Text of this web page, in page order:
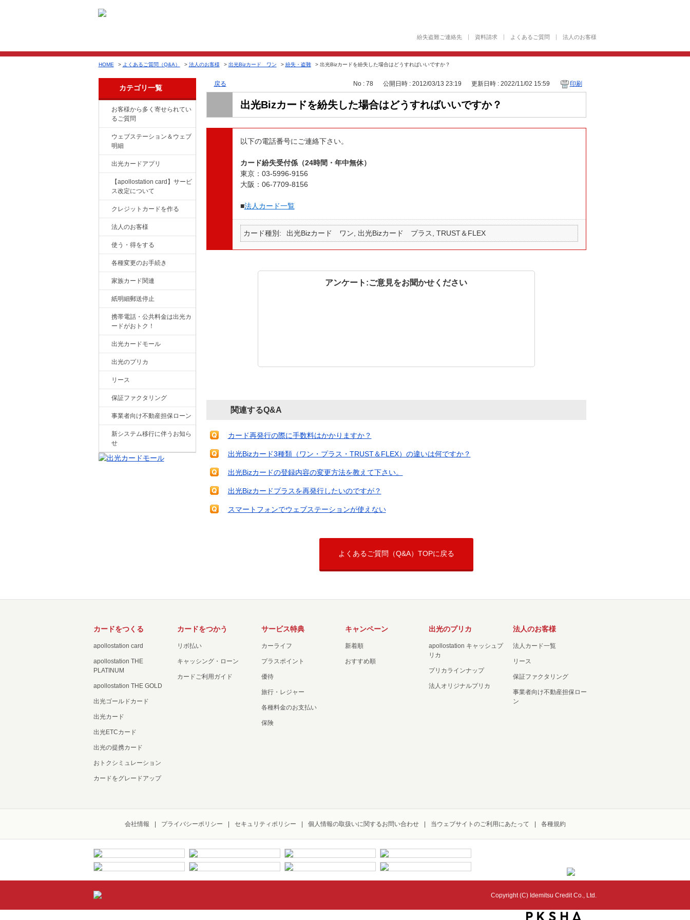
紛失盗難ご連絡先 資料請求 よくあるご質問 法人のお客様
HOME > よくあるご質問（Q&A） > 法人のお客様 > 出光Bizカード ワン > 紛失・盗難 > 出光Bizカードを紛失した場合はどうすればいいですか？
カテゴリ一覧
お客様から多く寄せられてい
るご質問
ウェブステーション＆ウェブ
明細
出光カードアプリ
【apollostation card】サービ
ス改定について
クレジットカードを作る
法人のお客様
使う・得をする
各種変更のお手続き
家族カード関連
紙明細郵送停止
携帯電話・公共料金は出光カ
ードがおトク！
出光カードモール
出光のプリカ
リース
保証ファクタリング
事業者向け不動産担保ローン
新システム移行に伴うお知ら
せ
戻る No : 78 公開日時 : 2012/03/13 23:19 更新日時 : 2022/11/02 15:59 印刷
出光Bizカードを紛失した場合はどうすればいいですか？
以下の電話番号にご連絡下さい。
カード紛失受付係（24時間・年中無休）
東京：03-5996-9156
大阪：06-7709-8156
■法人カード一覧
カード種別 出光Bizカード ワン, 出光Bizカード プラス, TRUST＆FLEX
アンケート:ご意見をお聞かせください
関連するQ&A
カード再発行の際に手数料はかかりますか？
出光Bizカード3種類（ワン・プラス・TRUST＆FLEX）の違いは何ですか？
出光Bizカードの登録内容の変更方法を教えて下さい。
出光Bizカードプラスを再発行したいのですが？
スマートフォンでウェブステーションが使えない
よくあるご質問（Q&A）TOPに戻る
カードをつくる
apollostation card
apollostation THE
PLATINUM
apollostation THE GOLD
出光ゴールドカード
出光カード
出光ETCカード
出光の提携カード
おトクシミュレーション
カードをグレードアップ
カードをつかう
リボ払い
キャッシング・ローン
カードご利用ガイド
サービス特典
カーライフ
プラスポイント
優待
旅行・レジャー
各種料金のお支払い
保険
キャンペーン
新着順
おすすめ順
出光のプリカ
apollostation キャッシュプ
リカ
プリカラインナップ
法人オリジナルプリカ
法人のお客様
法人カード一覧
リース
保証ファクタリング
事業者向け不動産担保ロー
ン
会社情報 プライバシーポリシー セキュリティポリシー 個人情報の取扱いに関するお問い合わせ 当ウェブサイトのご利用にあたって 各種規約
Copyright (C) Idemitsu Credit Co., Ltd.